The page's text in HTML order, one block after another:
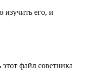
изучить его, и
файл советника